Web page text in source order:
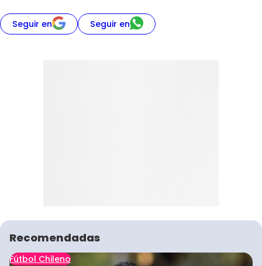
Seguir en Seguir en
Recomendadas
Fútbol Chileno